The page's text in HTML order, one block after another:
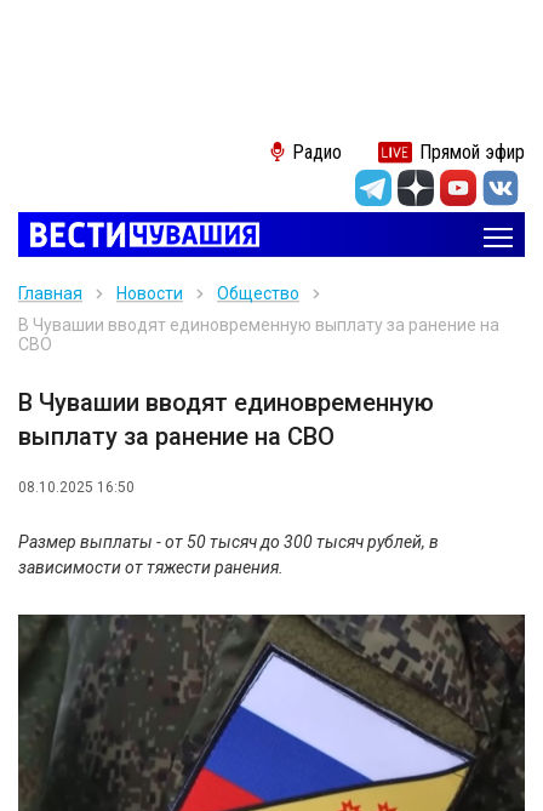
Радио Прямой эфир
Главная Новости
Общество
В Чувашии вводят единовременную выплату за ранение на
СВО
В Чувашии вводят единовременную
выплату за ранение на СВО
08.10.2025 16:50
Размер выплаты - от 50 тысяч до 300 тысяч рублей, в
зависимости от тяжести ранения.